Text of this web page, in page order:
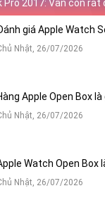
Pro 2017: Vẫn còn
giá Apple Watch
Nhật, 26/07/2026
Apple Open Box
Nhật, 26/07/2026
Watch Open Box
Nhật, 26/07/2026